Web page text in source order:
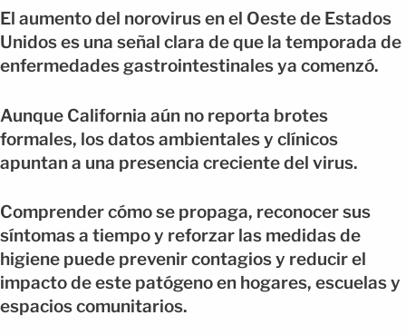
El aumento del norovirus en el Oeste de Estados
Unidos es una señal clara de que la temporada de
enfermedades gastrointestinales ya comenzó.
Aunque California aún no reporta brotes
formales, los datos ambientales y clínicos
apuntan a una presencia creciente del virus.
Comprender cómo se propaga, reconocer sus
síntomas a tiempo y reforzar las medidas de
higiene puede prevenir contagios y reducir el
impacto de este patógeno en hogares, escuelas y
espacios comunitarios.